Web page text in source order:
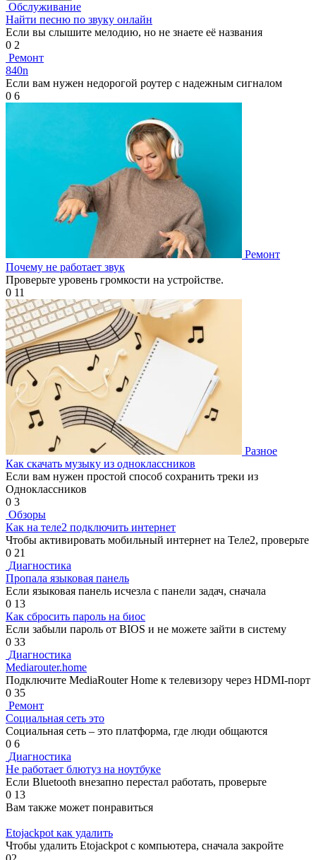
Обслуживание
Найти песню по звуку онлайн
Если вы слышите мелодию, но не знаете её названия
0 2
Ремонт
840n
Если вам нужен недорогой роутер с надежным сигналом
0 6
Ремонт
Почему не работает звук
Проверьте уровень громкости на устройстве.
0 11
Разное
Как скачать музыку из одноклассников
Если вам нужен простой способ сохранить треки из
Одноклассников
0 3
Обзоры
Как на теле2 подключить интернет
Чтобы активировать мобильный интернет на Теле2, проверьте
0 21
Диагностика
Пропала языковая панель
Если языковая панель исчезла с панели задач, сначала
0 13
Как сбросить пароль на биос
Если забыли пароль от BIOS и не можете зайти в систему
0 33
Диагностика
Mediarouter.home
Подключите MediaRouter Home к телевизору через HDMI-порт
0 35
Ремонт
Социальная сеть это
Социальная сеть – это платформа, где люди общаются
0 6
Диагностика
Не работает блютуз на ноутбуке
Если Bluetooth внезапно перестал работать, проверьте
0 13
Вам также может понравиться
Etojackpot как удалить
Чтобы удалить Etojackpot с компьютера, сначала закройте